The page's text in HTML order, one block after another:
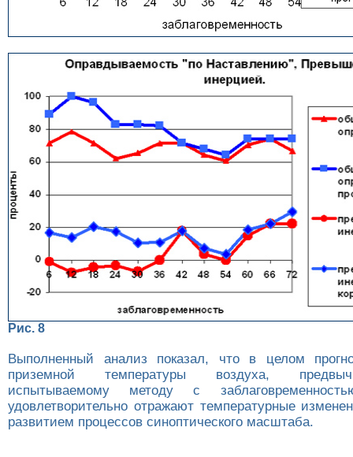
Рис. 8
Выполненный анализ показал, что в целом
приземной температуры воздуха,
испытываемому методу с
удовлетворительно отражают температурные
развитием процессов синоптического масштаба.